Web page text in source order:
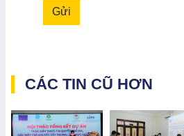
Gửi
CÁC TIN CŨ HƠN